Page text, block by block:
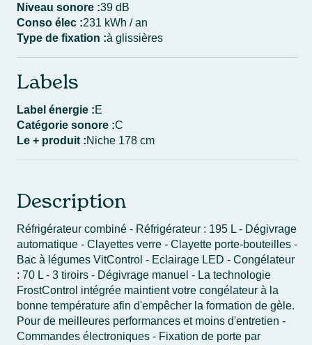
Niveau sonore :39 dB
Conso élec :231 kWh / an
Type de fixation :à glissières
Labels
Label énergie :E
Catégorie sonore :C
Le + produit :Niche 178 cm
Description
Réfrigérateur combiné - Réfrigérateur : 195 L - Dégivrage
automatique - Clayettes verre - Clayette porte-bouteilles -
Bac à légumes VitControl - Eclairage LED - Congélateur
: 70 L - 3 tiroirs - Dégivrage manuel - La technologie
FrostControl intégrée maintient votre congélateur à la
bonne température afin d'empêcher la formation de gèle.
Pour de meilleures performances et moins d'entretien -
Commandes électroniques - Fixation de porte par